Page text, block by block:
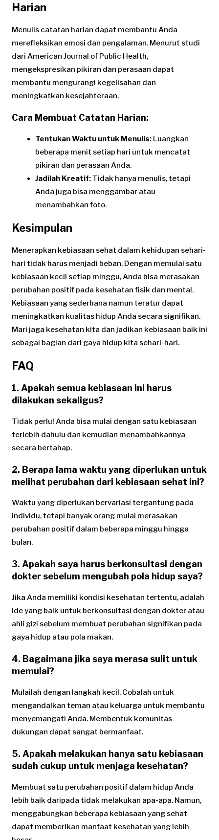
Harian
Menulis catatan harian dapat membantu Anda
merefleksikan emosi dan pengalaman. Menurut studi
dari American Journal of Public Health,
mengekspresikan pikiran dan perasaan dapat
membantu mengurangi kegelisahan dan
meningkatkan kesejahteraan.
Cara Membuat Catatan Harian:
Tentukan Waktu untuk Menulis: Luangkan
beberapa menit setiap hari untuk mencatat
pikiran dan perasaan Anda.
Jadilah Kreatif: Tidak hanya menulis, tetapi
Anda juga bisa menggambar atau
menambahkan foto.
Kesimpulan
Menerapkan kebiasaan sehat dalam kehidupan sehari-
hari tidak harus menjadi beban. Dengan memulai satu
kebiasaan kecil setiap minggu, Anda bisa merasakan
perubahan positif pada kesehatan fisik dan mental.
Kebiasaan yang sederhana namun teratur dapat
meningkatkan kualitas hidup Anda secara signifikan.
Mari jaga kesehatan kita dan jadikan kebiasaan baik ini
sebagai bagian dari gaya hidup kita sehari-hari.
FAQ
1. Apakah semua kebiasaan ini harus
dilakukan sekaligus?
Tidak perlu! Anda bisa mulai dengan satu kebiasaan
terlebih dahulu dan kemudian menambahkannya
secara bertahap.
2. Berapa lama waktu yang diperlukan untuk
melihat perubahan dari kebiasaan sehat ini?
Waktu yang diperlukan bervariasi tergantung pada
individu, tetapi banyak orang mulai merasakan
perubahan positif dalam beberapa minggu hingga
bulan.
3. Apakah saya harus berkonsultasi dengan
dokter sebelum mengubah pola hidup saya?
Jika Anda memiliki kondisi kesehatan tertentu, adalah
ide yang baik untuk berkonsultasi dengan dokter atau
ahli gizi sebelum membuat perubahan signifikan pada
gaya hidup atau pola makan.
4. Bagaimana jika saya merasa sulit untuk
memulai?
Mulailah dengan langkah kecil. Cobalah untuk
mengandalkan teman atau keluarga untuk membantu
menyemangati Anda. Membentuk komunitas
dukungan dapat sangat bermanfaat.
5. Apakah melakukan hanya satu kebiasaan
sudah cukup untuk menjaga kesehatan?
Membuat satu perubahan positif dalam hidup Anda
lebih baik daripada tidak melakukan apa-apa. Namun,
menggabungkan beberapa kebiasaan yang sehat
dapat memberikan manfaat kesehatan yang lebih